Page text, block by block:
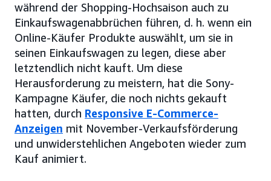
während der Shopping-Hochsaison auch zu
Einkaufswagenabbrüchen führen, d. h. wenn ein
Online-Käufer Produkte auswählt, um sie in
seinen Einkaufswagen zu legen, diese aber
letztendlich nicht kauft. Um diese
Herausforderung zu meistern, hat die Sony-
Kampagne Käufer, die noch nichts gekauft
hatten, durch Responsive E-Commerce-
Anzeigen mit November-Verkaufsförderung
und unwiderstehlichen Angeboten wieder zum
Kauf animiert.